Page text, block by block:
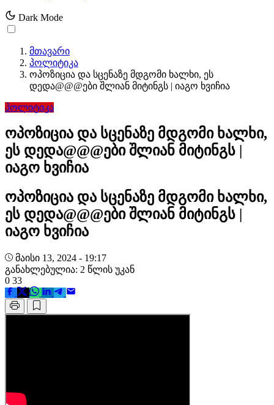
Dark Mode
მთავარი
პოლიტიკა
ოპოზიცია და სცენაზე მდგომი ხალხი, ეს
დედა@@@ები შლიან მიტინგს | იაგო ხვიჩია
პოლიტიკა
ოპოზიცია და სცენაზე მდგომი ხალხი,
ეს დედა@@@ები შლიან მიტინგს |
იაგო ხვიჩია
ოპოზიცია და სცენაზე მდგომი ხალხი,
ეს დედა@@@ები შლიან მიტინგს |
იაგო ხვიჩია
მაისი 13, 2024 - 19:17
განახლებულია: 2 წლის უკან
0 33